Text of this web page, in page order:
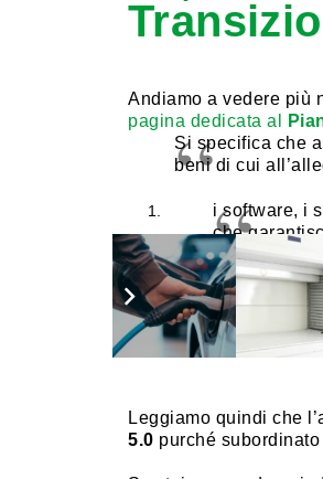
Andiamo a vedere più
pagina dedicata al
Si specifica che
beni di cui
i software, i
che
e
energetica,
sensoristica
i software
sistemi o
Leggiamo quindi che
5.0 purché